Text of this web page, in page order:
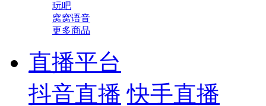
玩吧
窝窝语音
更多商品
直播平台
抖音直播 快手直播